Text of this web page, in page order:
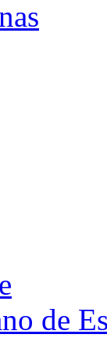
de